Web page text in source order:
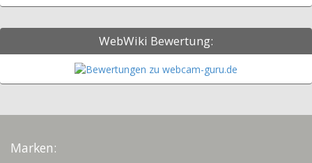
WebWiki Bewertung:
Marken: